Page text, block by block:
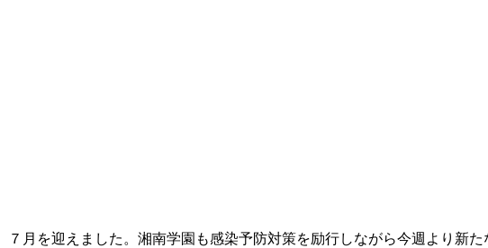
７月を迎えました。湘南学園も感染予防対策を励行しながら今週より新